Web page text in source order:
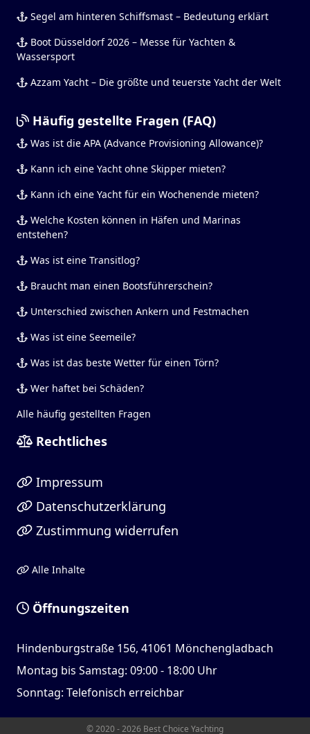
Segel am hinteren Schiffsmast – Bedeutung erklärt
Boot Düsseldorf 2026 – Messe für Yachten &
Wassersport
Azzam Yacht – Die größte und teuerste Yacht der Welt
Häufig gestellte Fragen (FAQ)
Was ist die APA (Advance Provisioning Allowance)?
Kann ich eine Yacht ohne Skipper mieten?
Kann ich eine Yacht für ein Wochenende mieten?
Welche Kosten können in Häfen und Marinas
entstehen?
Was ist eine Transitlog?
Braucht man einen Bootsführerschein?
Unterschied zwischen Ankern und Festmachen
Was ist eine Seemeile?
Was ist das beste Wetter für einen Törn?
Wer haftet bei Schäden?
Alle häufig gestellten Fragen
Rechtliches
Impressum
Datenschutzerklärung
Zustimmung widerrufen
Alle Inhalte
Öffnungszeiten
Hindenburgstraße 156, 41061 Mönchengladbach
Montag bis Samstag: 09:00 - 18:00 Uhr
Sonntag: Telefonisch erreichbar
© 2020 - 2026 Best Choice Yachting